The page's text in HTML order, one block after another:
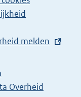
melden
Overheid